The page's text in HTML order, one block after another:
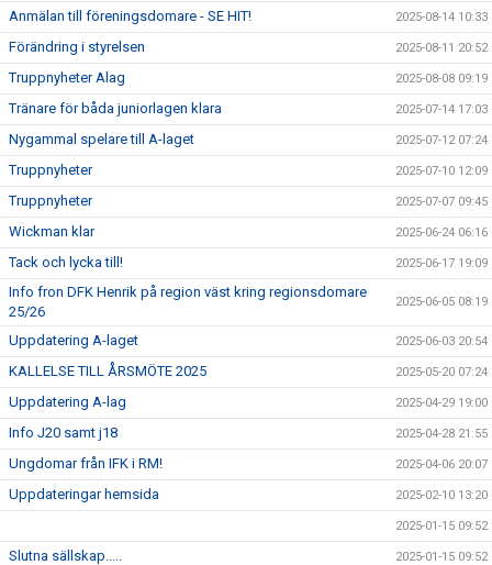
Anmälan till föreningsdomare - SE HIT! 2025-08-14 10:33
Förändring i styrelsen 2025-08-11 20:52
Truppnyheter Alag 2025-08-08 09:19
Tränare för båda juniorlagen klara 2025-07-14 17:03
Nygammal spelare till A-laget 2025-07-12 07:24
Truppnyheter 2025-07-10 12:09
Truppnyheter 2025-07-07 09:45
Wickman klar 2025-06-24 06:16
Tack och lycka till! 2025-06-17 19:09
Info fron DFK Henrik på region väst kring regionsdomare
25/26
2025-06-05 08:19
Uppdatering A-laget 2025-06-03 20:54
KALLELSE TILL ÅRSMÖTE 2025 2025-05-20 07:24
Uppdatering A-lag 2025-04-29 19:00
Info J20 samt j18 2025-04-28 21:55
Ungdomar från IFK i RM! 2025-04-06 20:07
Uppdateringar hemsida 2025-02-10 13:20
2025-01-15 09:52
Slutna sällskap..... 2025-01-15 09:52